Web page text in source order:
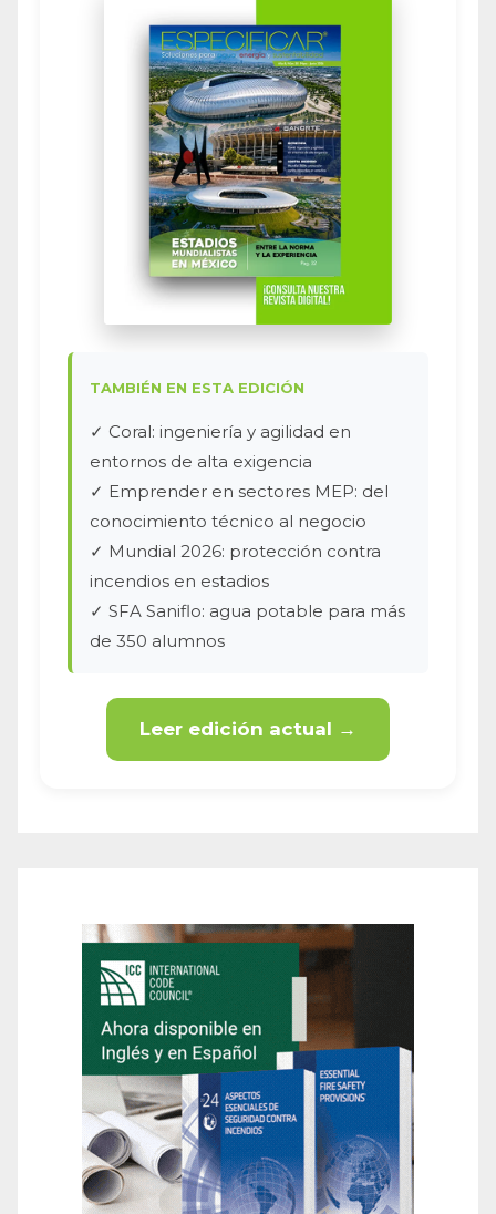
TAMBIÉN EN ESTA EDICIÓN
✓ Coral: ingeniería y agilidad en
entornos de alta exigencia
✓ Emprender en sectores MEP: del
conocimiento técnico al negocio
✓ Mundial 2026: protección contra
incendios en estadios
✓ SFA Saniflo: agua potable para más
de 350 alumnos
Leer edición actual →